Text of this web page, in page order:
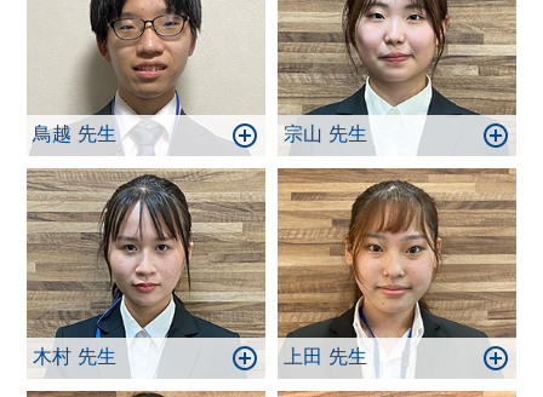
鳥越 先生 宗山 先生
木村 先生 上田 先生